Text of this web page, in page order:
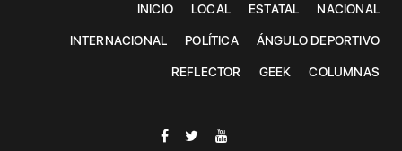
INICIO LOCAL ESTATAL NACIONAL
INTERNACIONAL POLÍTICA ÁNGULO DEPORTIVO
REFLECTOR GEEK COLUMNAS